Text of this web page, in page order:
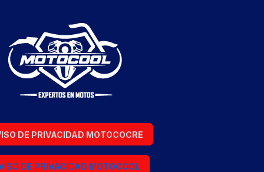
DE PRIVACIDAD MOTOCOCRE
DE PRIVACIDAD MOTOCOOL